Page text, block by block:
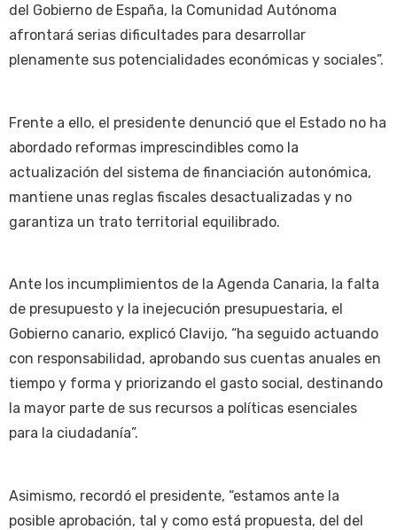
del Gobierno de España, la Comunidad Autónoma
afrontará serias dificultades para desarrollar
plenamente sus potencialidades económicas y sociales”.
Frente a ello, el presidente denunció que el Estado no ha
abordado reformas imprescindibles como la
actualización del sistema de financiación autonómica,
mantiene unas reglas fiscales desactualizadas y no
garantiza un trato territorial equilibrado.
Ante los incumplimientos de la Agenda Canaria, la falta
de presupuesto y la inejecución presupuestaria, el
Gobierno canario, explicó Clavijo, “ha seguido actuando
con responsabilidad, aprobando sus cuentas anuales en
tiempo y forma y priorizando el gasto social, destinando
la mayor parte de sus recursos a políticas esenciales
para la ciudadanía”.
Asimismo, recordó el presidente, “estamos ante la
posible aprobación, tal y como está propuesta, del del